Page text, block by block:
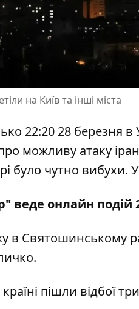
на Київ та інші міста
22:20 28 березня
можливу атаку
було чутно
веде онлайн подій
в Святошинському
пішли відбої